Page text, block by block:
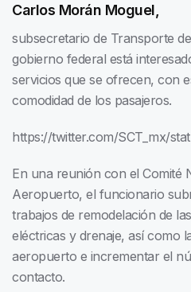
Carlos Morán Moguel,
subsecretario de Transporte
gobierno federal está
servicios que se ofrecen, con
comodidad de los pasajeros.
https://twitter.com/SCT_mx/
En una reunión con el Comité
Aeropuerto, el funcionario
trabajos de remodelación de
eléctricas y drenaje, así como
aeropuerto e incrementar el
contacto.